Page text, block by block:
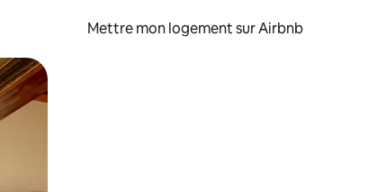
Mettre mon logement sur Airbnb